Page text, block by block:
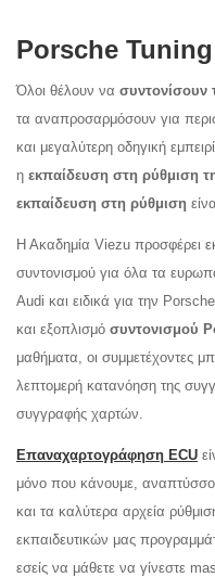
Porsche
Όλοι θέλουν να συντονίσουν
τα αναπροσαρμόσουν για
και μεγαλύτερη οδηγική
η εκπαίδευση στη ρύθμιση
εκπαίδευση στη ρύθμιση
Η Ακαδημία Viezu προσφέρει
συντονισμού για όλα τα
Audi και ειδικά για την
και εξοπλισμό συντονισμού
μαθήματα, οι συμμετέχοντες
λεπτομερή κατανόηση της
συγγραφής χαρτών.
Επαναχαρτογράφηση ECU
μόνο που κάνουμε,
και τα καλύτερα αρχεία
εκπαιδευτικών μας
εσείς να μάθετε να γίνεστε